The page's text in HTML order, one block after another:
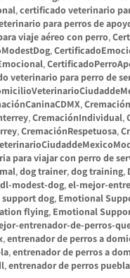
, certificado veterinario
para perros de
viaje aéreo con perro,
,
,
veterinario para perro de
,
, CremaciónIndividual,
, CremaciónRespetuosa,
para viajar con perro de
, dog trainer, dog training,
modest-dog, el-mejor-
dog, Emotional
flying, Emotional
entrenador-de-perros-
, entrenador de perros a
, entrenador de perros a
, entrenador de perros puebla